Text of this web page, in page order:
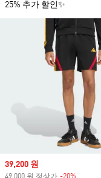
25% 추가 할인✨
Sale price
39,200 원